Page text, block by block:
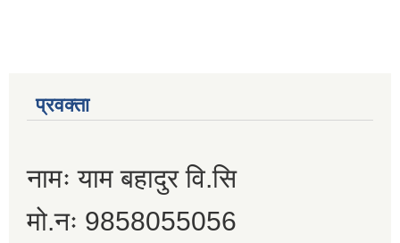
प्रवक्ता
नामः याम बहादुर वि.सि
मो.नः 9858055056